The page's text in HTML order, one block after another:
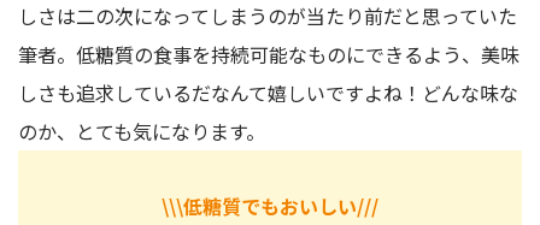
糖質のおやつを楽しもう！
マツモトキヨシ
しさは二の次になってしまうのが当たり前だと思っていた
筆者。低糖質の食事を持続可能なものにできるよう、美味
しさも追求しているだなんて嬉しいですよね！どんな味な
のか、とても気になります。
\\\低糖質でもおいしい///